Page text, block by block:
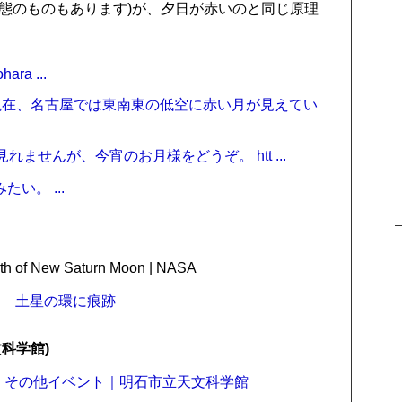
のものもあります)が、夕日が赤いのと同じ原理
...
、名古屋では東南東の低空に赤い月が見えてい
れませんが、今宵のお月様をどうぞ。 htt ...
たい。 ...
of New Saturn Moon | NASA
土星の環に痕跡
学館)
の他イベント｜明石市立天文科学館